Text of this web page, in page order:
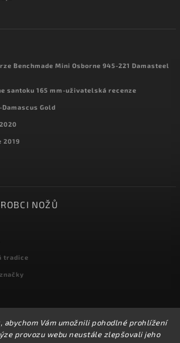
abychom Vám umožnili pohodlné prohlížení
provozu webu neustále zlepšovali jeho
Benchmade Mini Osborne 945-221 Damasteel
santoku 165 mm-uživatelská recenze
Gold
2019
NOŽŮ
tradice